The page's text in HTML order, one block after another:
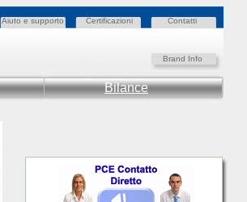
Aiuto e supporto Certificazioni Contatti
Brand Info
Bilance